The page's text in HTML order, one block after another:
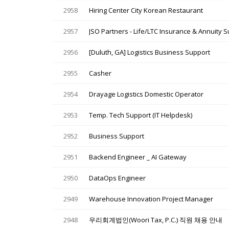
2958 Hiring Center City Korean Restaurant
2957 JSO Partners - Life/LTC Insurance & Annuity
2956 [Duluth, GA] Logistics Business Support
2955 Casher
2954 Drayage Logistics Domestic Operator
2953 Temp. Tech Support (IT Helpdesk)
2952 Business Support
2951 Backend Engineer _ AI Gateway
2950 DataOps Engineer
2949 Warehouse Innovation Project Manager
2948 우리회계법인(Woori Tax, P.C.) 직원 채용 안내